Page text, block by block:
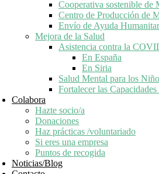
Cooperativa sostenible de
Centro de Producción de
Envío de Ayuda
Mejora de la Salud
Asistencia contra la
En España
En Siria
Salud Mental para los
Fortalecer las
Colabora
Hazte socio/a
Donaciones
Haz prácticas /voluntariado
Si eres una empresa
Puntos de recogida
Noticias/Blog